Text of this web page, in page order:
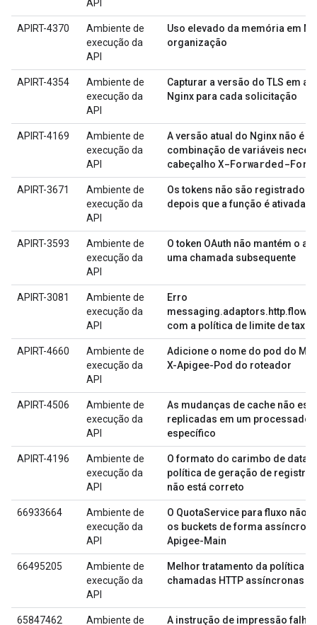
API
APIRT-4370
Ambiente de
execução da
API
Uso elevado da memória em
organização
APIRT-4354
Ambiente de
execução da
API
Capturar a versão do TLS em
Nginx para cada solicitação
APIRT-4169
Ambiente de
execução da
API
A versão atual do Nginx não é
combinação de variáveis
cabeçalho X-Forwarded-For
APIRT-3671
Ambiente de
execução da
API
Os tokens não são registrados
depois que a função é ativada
APIRT-3593
Ambiente de
execução da
API
O token OAuth não mantém o
uma chamada subsequente
APIRT-3081
Ambiente de
execução da
API
Erro
com a política de limite de taxa
APIRT-4660
Ambiente de
execução da
API
Adicione o nome do pod do MP
X-Apigee-Pod do roteador
APIRT-4506
Ambiente de
execução da
API
As mudanças de cache não
replicadas em um processador
específico
APIRT-4196
Ambiente de
execução da
API
O formato do carimbo de data/
política de geração de
não está correto
66933664
Ambiente de
execução da
API
O QuotaService para fluxo não
os buckets de forma
Apigee-Main
66495205
Ambiente de
execução da
API
Melhor tratamento da política
chamadas HTTP assíncronas
65847462
Ambiente de
A instrução de impressão falha